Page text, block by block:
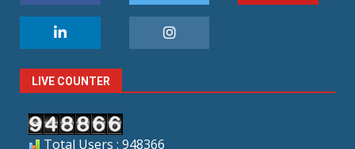
LIVE COUNTER
Total Users : 948366